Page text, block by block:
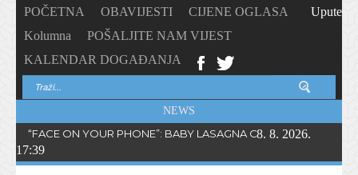
POČETNA OBAVIJESTI
CIJENE OGLASA
Kolumna
POŠALJITE NAM VIJEST
KALENDAR DOGAĐANJA
Upute
NEWS
“FACE ON YOUR PHONE”: BABY LASAGNA OBJAVIO NOVI
8. 8. 2026.
17:39